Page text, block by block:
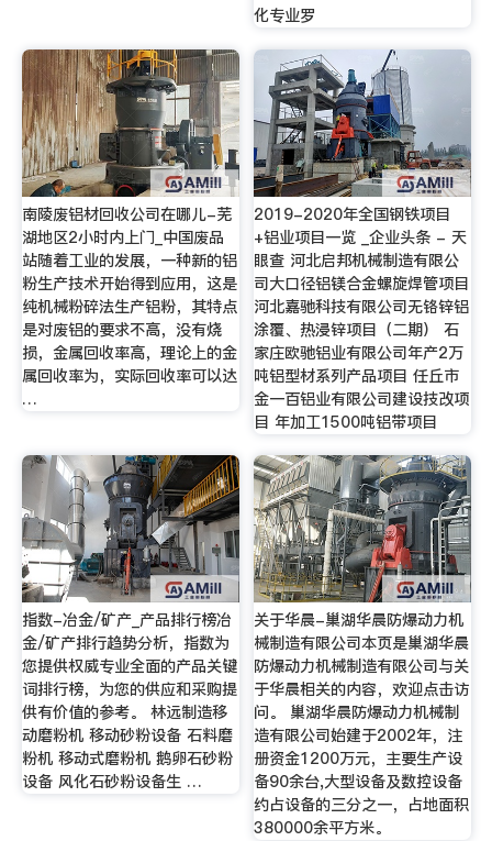
化专业罗
南陵废铝材回收公司在哪儿-芜
湖地区2小时内上门_中国废品
站随着工业的发展，一种新的铝
粉生产技术开始得到应用，这是
纯机械粉碎法生产铝粉，其特点
是对废铝的要求不高，没有烧
损，金属回收率高，理论上的金
属回收率为，实际回收率可以达
…
2019-2020年全国钢铁项目
+铝业项目一览 _企业头条 - 天
眼查 河北启邦机械制造有限公
司大口径铝镁合金螺旋焊管项目
河北嘉驰科技有限公司无铬锌铝
涂覆、热浸锌项目（二期） 石
家庄欧驰铝业有限公司年产2万
吨铝型材系列产品项目 任丘市
金一百铝业有限公司建设技改项
目 年加工1500吨铝带项目
指数-冶金/矿产_产品排行榜冶
金/矿产排行趋势分析，指数为
您提供权威专业全面的产品关键
词排行榜，为您的供应和采购提
供有价值的参考。 林远制造移
动磨粉机 移动砂粉设备 石料磨
粉机 移动式磨粉机 鹅卵石砂粉
设备 风化石砂粉设备生 …
关于华晨-巢湖华晨防爆动力机
械制造有限公司本页是巢湖华晨
防爆动力机械制造有限公司与关
于华晨相关的内容，欢迎点击访
问。 巢湖华晨防爆动力机械制
造有限公司始建于2002年，注
册资金1200万元，主要生产设
备90余台,大型设备及数控设备
约占设备的三分之一，占地面积
380000余平方米。